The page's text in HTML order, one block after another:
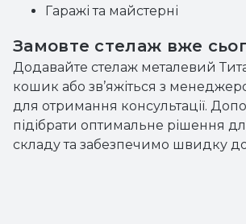
Гаражі та майстерні
Замовте стелаж вже
Додавайте стелаж металевий
кошик або зв’яжіться з
для отримання консультації.
підібрати оптимальне рішення
складу та забезпечимо швидку